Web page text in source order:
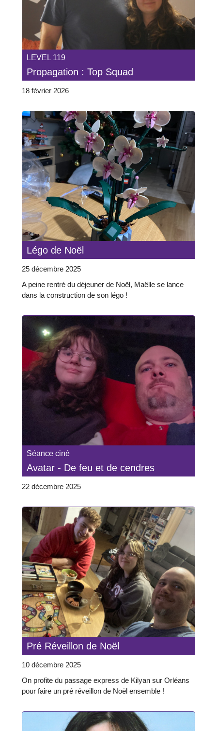
LEVEL 119
Propagation : Top Squad
18 février 2026
Légo de Noël
25 décembre 2025
A peine rentré du déjeuner de Noël, Maëlle se lance
dans la construction de son légo !
Séance ciné
Avatar - De feu et de cendres
22 décembre 2025
Pré Réveillon de Noël
10 décembre 2025
On profite du passage express de Kilyan sur Orléans
pour faire un pré réveillon de Noël ensemble !